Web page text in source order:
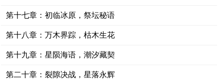
第十七章：初临冰原，祭坛秘语
第十八章：万木界踪，枯木生花
第十九章：星陨海语，潮汐藏契
第二十章：裂隙决战，星落永辉